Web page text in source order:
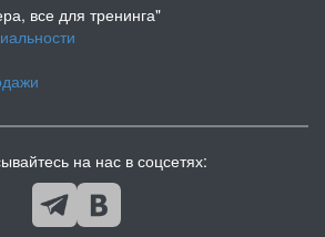
все для тренинга"
на нас в соцсетях: